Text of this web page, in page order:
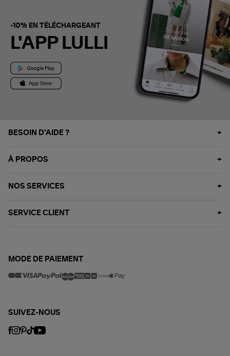
-10% EN TÉLÉCHARGEANT
L'APP LULLI
BESOIN D'AIDE ?
À PROPOS
NOS SERVICES
SERVICE CLIENT
MODE DE PAIEMENT
SUIVEZ-NOUS